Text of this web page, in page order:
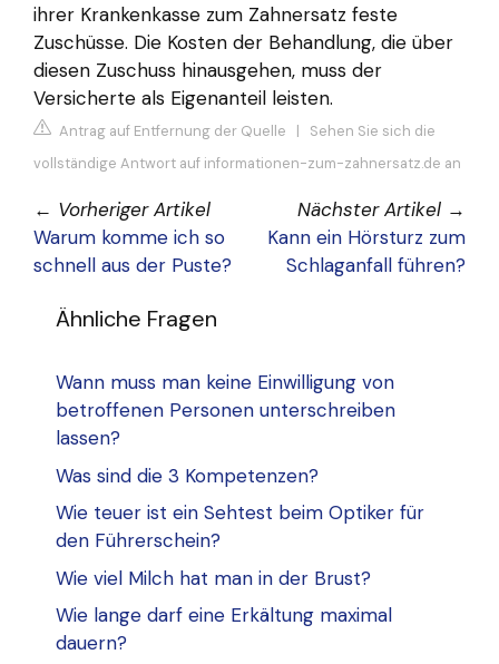
ihrer Krankenkasse zum Zahnersatz feste
Zuschüsse. Die Kosten der Behandlung, die über
diesen Zuschuss hinausgehen, muss der
Versicherte als Eigenanteil leisten.
Antrag auf Entfernung der Quelle | Sehen Sie sich die
vollständige Antwort auf informationen-zum-zahnersatz.de an
← Vorheriger Artikel
Warum komme ich so
schnell aus der Puste?
Nächster Artikel →
Kann ein Hörsturz zum
Schlaganfall führen?
Ähnliche Fragen
Wann muss man keine Einwilligung von
betroffenen Personen unterschreiben
lassen?
Was sind die 3 Kompetenzen?
Wie teuer ist ein Sehtest beim Optiker für
den Führerschein?
Wie viel Milch hat man in der Brust?
Wie lange darf eine Erkältung maximal
dauern?